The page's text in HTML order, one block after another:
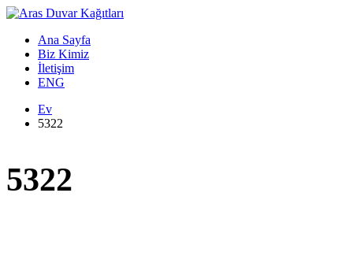
Ana Sayfa
Biz Kimiz
İletişim
ENG
Ev
5322
5322